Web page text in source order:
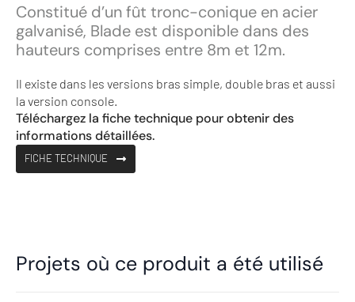
Constitué d’un fût tronc-conique en acier
galvanisé, Blade est disponible dans des
hauteurs comprises entre 8m et 12m.
Il existe dans les versions bras simple, double bras et aussi
la version console.
Téléchargez la fiche technique pour obtenir des
informations détaillées.
FICHE TECHNIQUE
Projets où ce produit a été utilisé